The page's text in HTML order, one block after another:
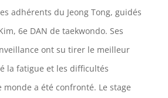
adhérents du Jeong Tong, guidés
6e DAN de taekwondo. Ses
ont su tirer le meilleur
la fatigue et les difficultés
a été confronté. Le stage